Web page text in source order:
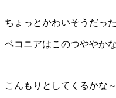
ちょっとかわいそうだっ
ベコニアはこのつややか
こんもりとしてくるかな～